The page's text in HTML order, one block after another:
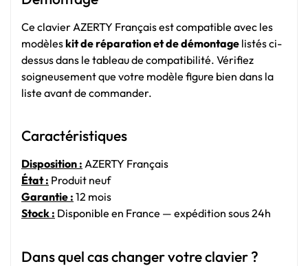
Ce clavier AZERTY Français est compatible avec les
modèleskit de réparation et de démontage listés ci-
dessus dans le tableau de compatibilité. Vérifiez
soigneusement que votre modèle figure bien dans la
liste avant de commander.
Caractéristiques
Disposition : AZERTY Français
État : Produit neuf
Garantie : 12 mois
Stock : Disponible en France — expédition sous 24h
Dans quel cas changer votre clavier ?